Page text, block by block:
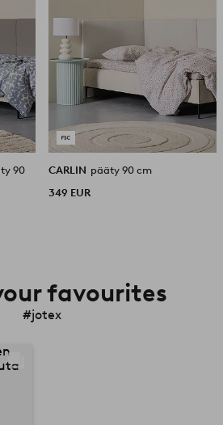
90
CARLIN
pääty 90 cm
349 EUR
favourites
#jotex